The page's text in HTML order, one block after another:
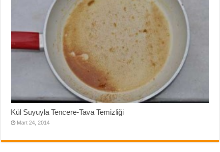
Kül Suyuyla Tencere-Tava Temizliği
Mart 24, 2014